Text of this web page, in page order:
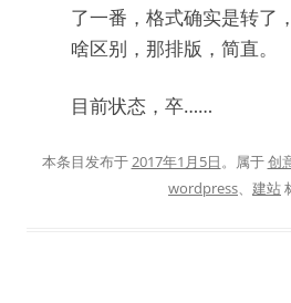
了一番，格式确实是转了
啥区别，那排版，简直。
目前状态，卒……
本条目发布于2017年1月5日。属于创
wordpress、 建站